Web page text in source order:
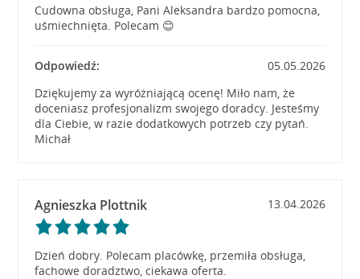
Cudowna obsługa, Pani Aleksandra bardzo pomocna,
uśmiechnięta. Polecam 😊
Odpowiedź:
05.05.2026
Dziękujemy za wyróżniającą ocenę! Miło nam, że
doceniasz profesjonalizm swojego doradcy. Jesteśmy
dla Ciebie, w razie dodatkowych potrzeb czy pytań.
Michał
Agnieszka Plottnik 13.04.2026
Dzień dobry. Polecam placówkę, przemiła obsługa,
fachowe doradztwo, ciekawa oferta.